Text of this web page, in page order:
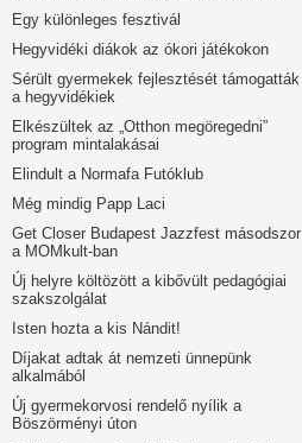
Egy különleges fesztivál
Hegyvidéki diákok az ókori játékokon
Sérült gyermekek fejlesztését támogatták
a hegyvidékiek
Elkészültek az „Otthon megöregedni”
program mintalakásai
Elindult a Normafa Futóklub
Még mindig Papp Laci
Get Closer Budapest Jazzfest másodszor
a MOMkult-ban
Új helyre költözött a kibővült pedagógiai
szakszolgálat
Isten hozta a kis Nándit!
Díjakat adtak át nemzeti ünnepünk
alkalmából
Új gyermekorvosi rendelő nyílik a
Böszörményi úton